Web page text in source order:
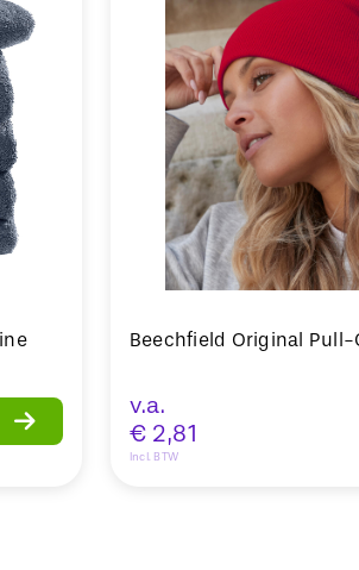
Beechfield Original Pull-
v.a.
€ 2,81
Incl. BTW